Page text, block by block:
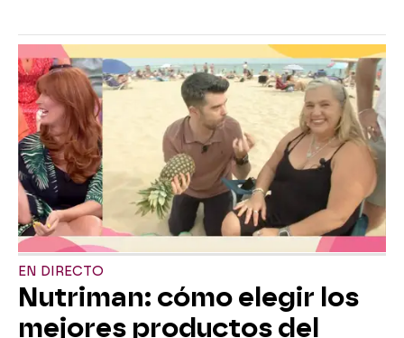
EN DIRECTO
Nutriman: cómo elegir los
mejores productos del